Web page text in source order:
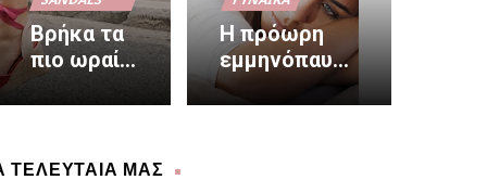
Βρήκα τα
πιο ωραία
πέδιλα και
είναι
Greece
Η πρόωρη
εμμηνόπαυση
αυξάνει τον
καρδιακό
ΤΕΛΕΥΤΑΙΑ ΜΑΣ